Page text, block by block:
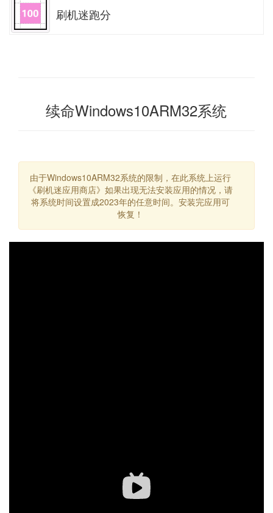
刷机迷跑分
续命Windows10ARM32系统
由于Windows10ARM32系统的限制，在此系统上运行
《刷机迷应用商店》如果出现无法安装应用的情况，请
将系统时间设置成2023年的任意时间。安装完应用可
恢复！